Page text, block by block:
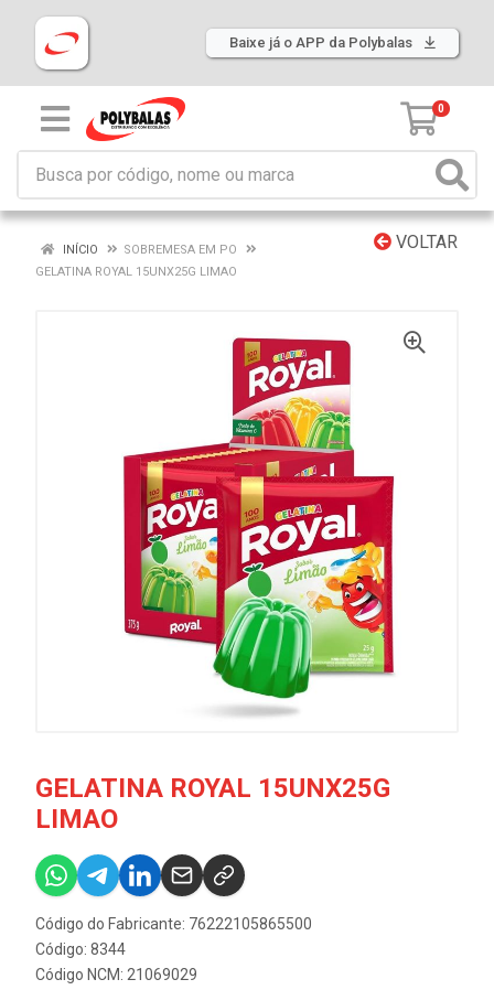
Baixe já o APP da Polybalas
0
VOLTAR
INÍCIO
SOBREMESA EM PO
GELATINA ROYAL 15UNX25G LIMAO
GELATINA ROYAL 15UNX25G
LIMAO
Código do Fabricante: 76222105865500
Código: 8344
Código NCM: 21069029